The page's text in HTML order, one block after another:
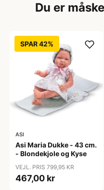
Du er
SPAR 42%
ASI
Asi Maria Dukke - 43 cm.
- Blondekjole og Kyse
VEJL. PRIS 799,95 KR
467,00 kr